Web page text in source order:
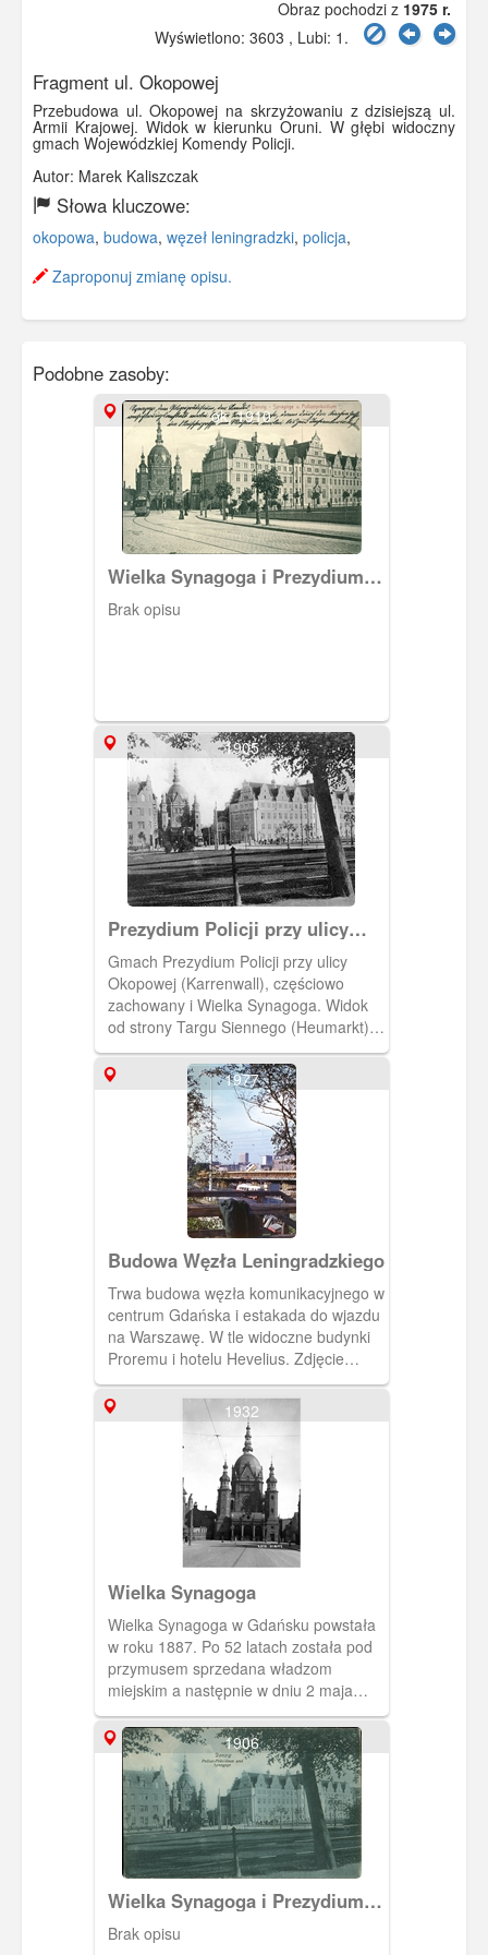
Obraz pochodzi z 1975 r.
Wyświetlono: 3603 , Lubi: 1 .
Fragment ul. Okopowej
Przebudowa ul. Okopowej na skrzyżowaniu z dzisiejszą ul.
Armii Krajowej. Widok w kierunku Oruni. W głębi widoczny
gmach Wojewódzkiej Komendy Policji.
Autor: Marek Kaliszczak
Słowa kluczowe:
okopowa, budowa, węzeł leningradzki, policja,
Zaproponuj zmianę opisu.
Podobne zasoby:
ok. 1910
Wielka Synagoga i Prezydium
Policji
Brak opisu
1905
Prezydium Policji przy ulicy
Okopowej
Gmach Prezydium Policji przy ulicy
Okopowej (Karrenwall), częściowo
zachowany i Wielka Synagoga. Widok
od strony Targu Siennego (Heumarkt).
(Ok. 1905) [IDX:1481,580]
1977
Budowa Węzła Leningradzkiego
Trwa budowa węzła komunikacyjnego w
centrum Gdańska i estakada do wjazdu
na Warszawę. W tle widoczne budynki
Proremu i hotelu Hevelius. Zdjęcie
wykonano z Targu Siennego. Autor:
Marek Kaliszczak1932
Wielka Synagoga
Wielka Synagoga w Gdańsku powstała
w roku 1887. Po 52 latach została pod
przymusem sprzedana władzom
miejskim a następnie w dniu 2 maja
1939 r, przystąpiono do jej rozbiórki.
1906
Wielka Synagoga i Prezydium
Policji
Brak opisu